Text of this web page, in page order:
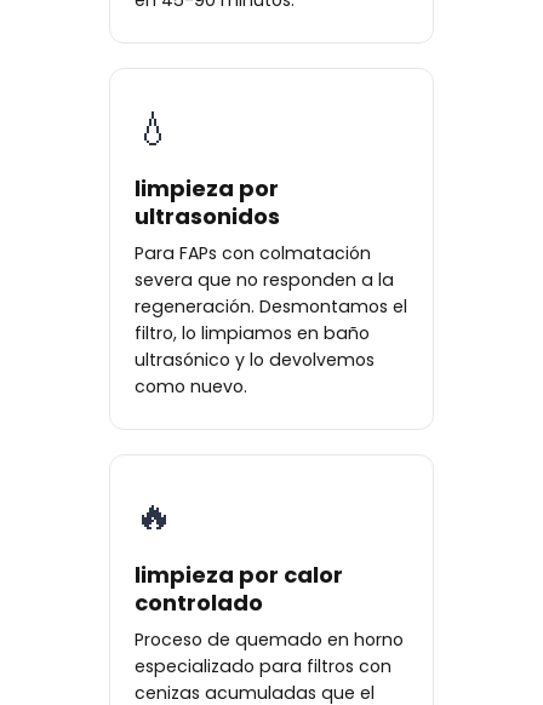
💧
limpieza por
ultrasonidos
Para FAPs con colmatación
severa que no responden a la
regeneración. Desmontamos el
filtro, lo limpiamos en baño
ultrasónico y lo devolvemos
como nuevo.
🔥
limpieza por calor
controlado
Proceso de quemado en horno
especializado para filtros con
cenizas acumuladas que el